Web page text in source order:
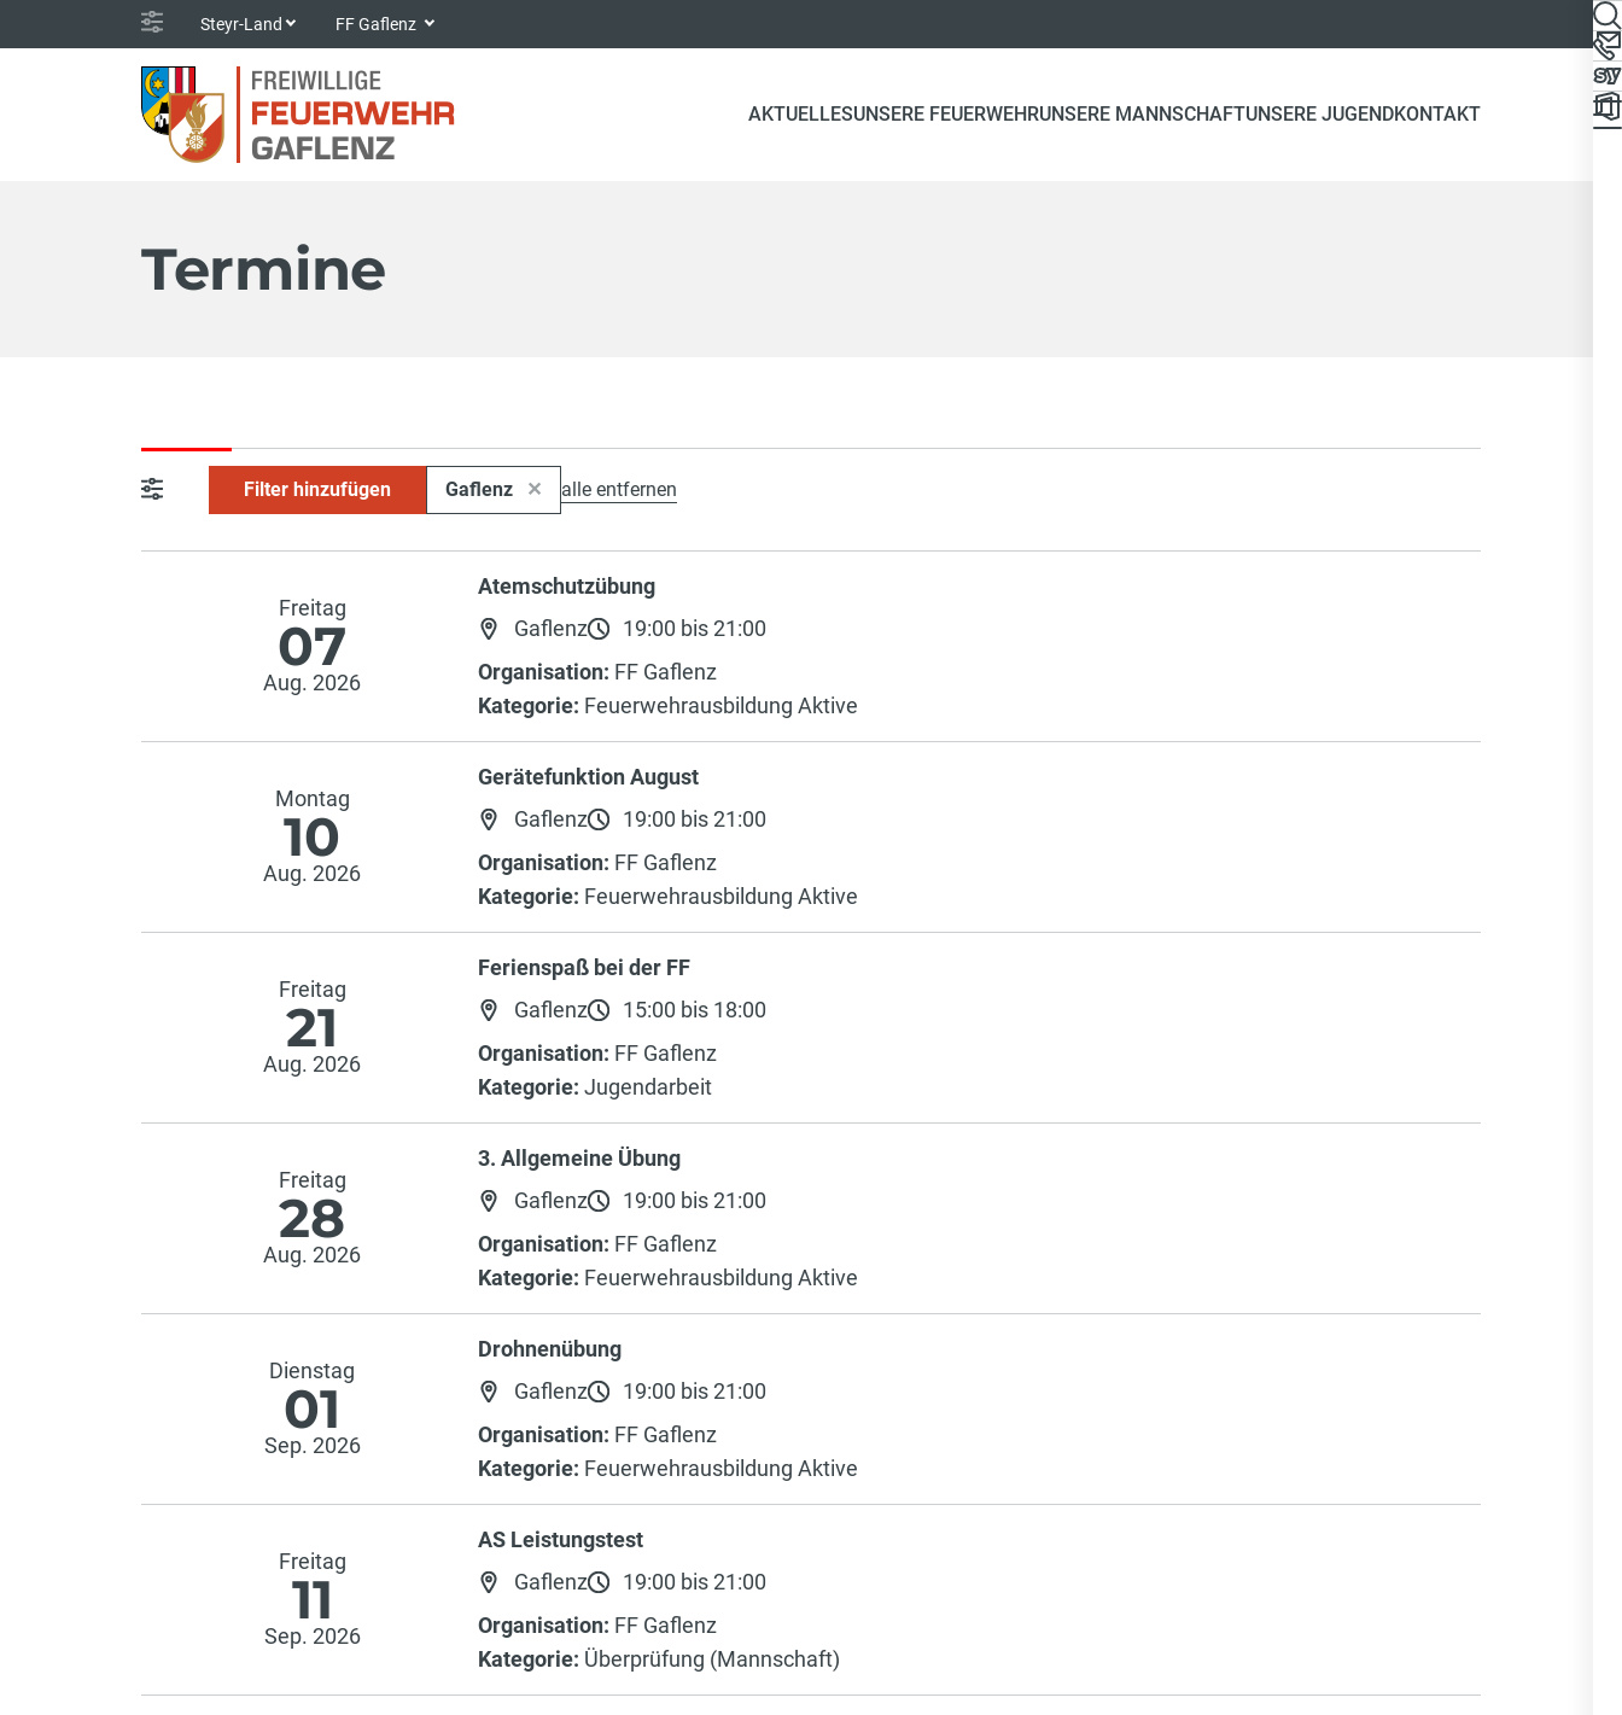
Steyr-Land FF Gaflenz
AKTUELLESUNSERE FEUERWEHRUNSERE MANNSCHAFTUNSERE JUGENDKONTAKT
Termine
Filter hinzufügen Gaflenz alle entfernen
Freitag
07
Aug. 2026
Atemschutzübung
Gaflenz
19:00 bis 21:00
Organisation: FF Gaflenz
Kategorie: Feuerwehrausbildung Aktive
Montag
10
Aug. 2026
Gerätefunktion August
Gaflenz
19:00 bis 21:00
Organisation: FF Gaflenz
Kategorie: Feuerwehrausbildung Aktive
Freitag
21
Aug. 2026
Ferienspaß bei der FF
Gaflenz
15:00 bis 18:00
Organisation: FF Gaflenz
Kategorie: Jugendarbeit
Freitag
28
Aug. 2026
3. Allgemeine Übung
Gaflenz
19:00 bis 21:00
Organisation: FF Gaflenz
Kategorie: Feuerwehrausbildung Aktive
Dienstag
01
Sep. 2026
Drohnenübung
Gaflenz
19:00 bis 21:00
Organisation: FF Gaflenz
Kategorie: Feuerwehrausbildung Aktive
Freitag
11
Sep. 2026
AS Leistungstest
Gaflenz
19:00 bis 21:00
Organisation: FF Gaflenz
Kategorie: Überprüfung (Mannschaft)